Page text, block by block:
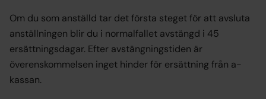
Om du som anställd tar det första steget för att avsluta
anställningen blir du i normalfallet avstängd i 45
ersättningsdagar. Efter avstängningstiden är
överenskommelsen inget hinder för ersättning från a-
kassan.